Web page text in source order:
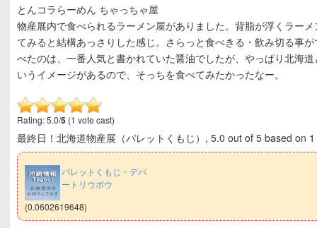
とんコラらーめん ちゃっちゃ屋
物産展内で食べられるラーメン屋がありました。背脂が浮くラー
てみると結構あっさりした感じ。さらっと食べきる・飲み切る事
べたのは、一番人気と書かれていた醤油でしたが、やっぱり北海
いうイメージがあるので、そっちを食べてみたかったなー。
Rating: 5.0/5 (1 vote cast)
最終日！北海道物産展（パレットくもじ） ,5.0 out of5 based on 1
パレットくもじ・デパ
ートリウボウ
(0.0602619648)